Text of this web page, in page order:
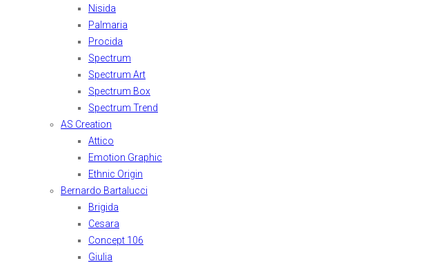
Nisida
Palmaria
Procida
Spectrum
Spectrum Art
Spectrum Box
Spectrum Trend
AS Creation
Attico
Emotion Graphic
Ethnic Origin
Bernardo Bartalucci
Brigida
Cesara
Concept 106
Giulia